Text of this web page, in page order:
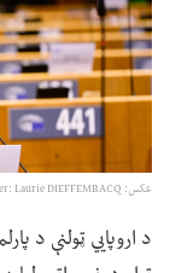
عکس: European Union 2020 - Source: EP. Photographer: Laurie DIEFFEMBACQ
د اروپايي ټولنې د